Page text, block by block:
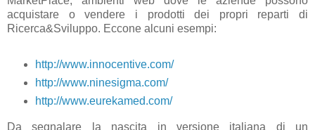
acquistare o vendere i prodotti dei propri reparti di
Ricerca&Sviluppo. Eccone alcuni esempi:
http://www.innocentive.com/
http://www.ninesigma.com/
http://www.eurekamed.com/
Da segnalare la nascita in versione italiana di un